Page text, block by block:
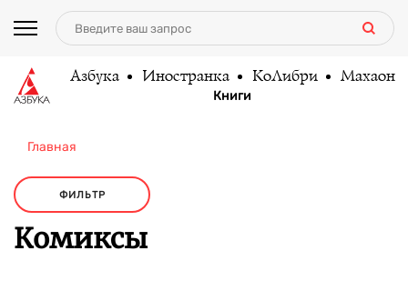
Азбука Иностранка КоЛибри Махаон
Книги
Главная
ФИЛЬТР
Комиксы